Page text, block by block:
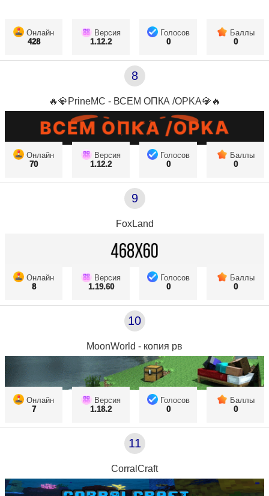
Онлайн
428
Версия
1.12.2
Голосов
0
Баллы
0
8
🔥💎PrineMC - ВСЕМ ОПКА /OPKA💎🔥
Онлайн
70
Версия
1.12.2
Голосов
0
Баллы
0
9
FoxLand
Онлайн
8
Версия
1.19.60
Голосов
0
Баллы
0
10
MoonWorld - копия рв
Онлайн
7
Версия
1.18.2
Голосов
0
Баллы
0
11
CorralCraft